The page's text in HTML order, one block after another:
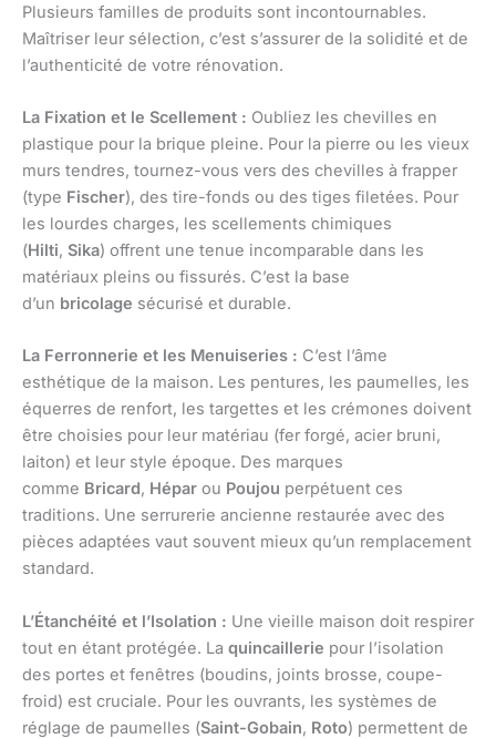
Plusieurs familles de produits sont incontournables.
Maîtriser leur sélection, c’est s’assurer de la solidité et de
l’authenticité de votre rénovation.
La Fixation et le Scellement : Oubliez les chevilles en
plastique pour la brique pleine. Pour la pierre ou les vieux
murs tendres, tournez-vous vers des chevilles à frapper
(type Fischer), des tire-fonds ou des tiges filetées. Pour
les lourdes charges, les scellements chimiques
(Hilti, Sika) offrent une tenue incomparable dans les
matériaux pleins ou fissurés. C’est la base
d’un bricolage sécurisé et durable.
La Ferronnerie et les Menuiseries : C’est l’âme
esthétique de la maison. Les pentures, les paumelles, les
équerres de renfort, les targettes et les crémones doivent
être choisies pour leur matériau (fer forgé, acier bruni,
laiton) et leur style époque. Des marques
comme Bricard, Hépar ou Poujou perpétuent ces
traditions. Une serrurerie ancienne restaurée avec des
pièces adaptées vaut souvent mieux qu’un remplacement
standard.
L’Étanchéité et l’Isolation : Une vieille maison doit respirer
tout en étant protégée. La quincaillerie pour l’isolation
des portes et fenêtres (boudins, joints brosse, coupe-
froid) est cruciale. Pour les ouvrants, les systèmes de
réglage de paumelles (Saint-Gobain, Roto) permettent de